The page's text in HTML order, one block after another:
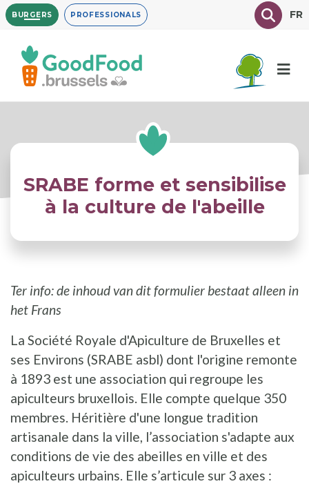
Overslaan
en
inhoud
gaan
BURGERS PROFESSIONALS TexteFR
SRABE forme et sensibilise
à la culture de l'abeille
Ter info: de inhoud van dit formulier bestaat alleen in
het Frans
La Société Royale d'Apiculture de Bruxelles et
ses Environs (SRABE asbl) dont l'origine remonte
à 1893 est une association qui regroupe les
apiculteurs bruxellois. Elle compte quelque 350
membres. Héritière d'une longue tradition
artisanale dans la ville, l’association s'adapte aux
conditions de vie des abeilles en ville et des
apiculteurs urbains. Elle s’articule sur 3 axes :